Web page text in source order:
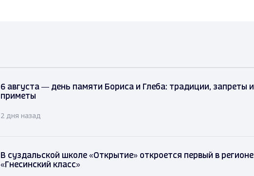
6 августа — день памяти Бориса и Глеба: традиции, запреты и
приметы
2 дня назад
В суздальской школе «Открытие» откроется первый в регионе
«Гнесинский класс»